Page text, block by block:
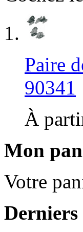
Paire
90341
À
Mon
Votre